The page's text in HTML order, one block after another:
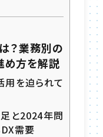
？業務別の
め方を解説
を迫られて
と2024年問
需要